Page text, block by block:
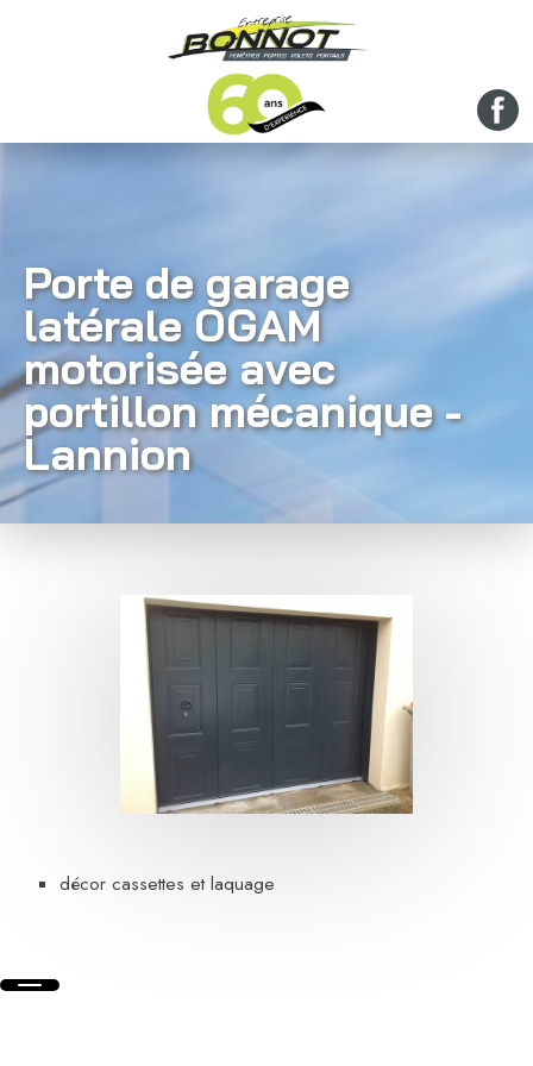
Porte de garage
latérale OGAM
motorisée avec
portillon mécanique -
Lannion
décor cassettes et laquage